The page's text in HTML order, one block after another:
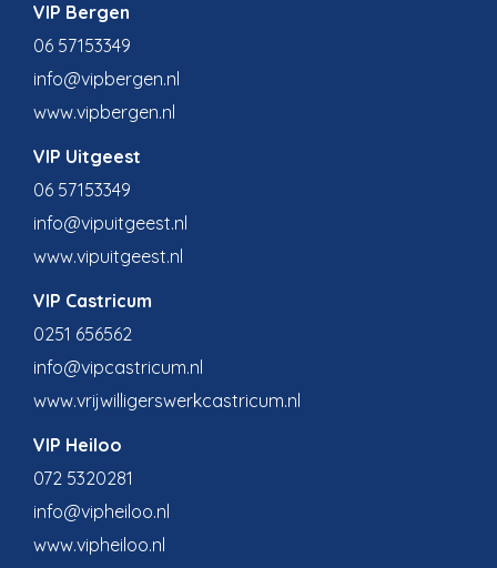
VIP Bergen
06 57153349
info@vipbergen.nl
www.vipbergen.nl
VIP Uitgeest
06 57153349
info@vipuitgeest.nl
www.vipuitgeest.nl
VIP Castricum
0251 656562
info@vipcastricum.nl
www.vrijwilligerswerkcastricum.nl
VIP Heiloo
072 5320281
info@vipheiloo.nl
www.vipheiloo.nl